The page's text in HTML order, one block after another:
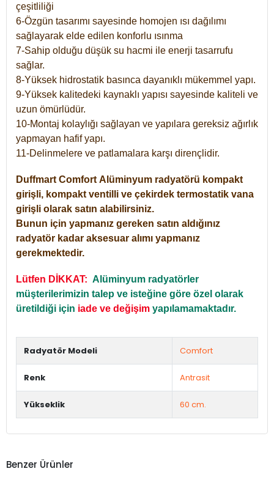
çeşitliliği
6-Özgün tasarımı sayesinde homojen ısı dağılımı
sağlayarak elde edilen konforlu ısınma
7-Sahip olduğu düşük su hacmi ile enerji tasarrufu
sağlar.
8-Yüksek hidrostatik basınca dayanıklı mükemmel yapı.
9-Yüksek kalitedeki kaynaklı yapısı sayesinde kaliteli ve
uzun ömürlüdür.
10-Montaj kolaylığı sağlayan ve yapılara gereksiz ağırlık
yapmayan hafif yapı.
11-Delinmelere ve patlamalara karşı dirençlidir.
Duffmart Comfort Alüminyum radyatörü kompakt
girişli, kompakt ventilli ve çekirdek termostatik vana
girişli olarak satın alabilirsiniz.
Bunun için yapmanız gereken satın aldığınız
radyatör kadar aksesuar alımı yapmanız
gerekmektedir.
Lütfen DİKKAT: Alüminyum radyatörler
müşterilerimizin talep ve isteğine göre özel olarak
üretildiği için iade ve değişim yapılamamaktadır.
Radyatör Modeli Comfort
Renk Antrasit
Yükseklik 60 cm.
Benzer Ürünler